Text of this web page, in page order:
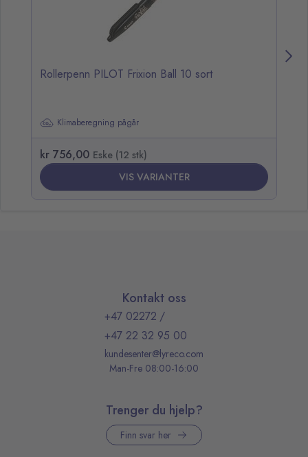
Rollerpenn PILOT Frixion Ball 10 sort
Klimaberegning pågår
kr 756,00 Eske (12 stk)
VIS VARIANTER
Kontakt oss
+47 02272 /
+47 22 32 95 00
kundesenter@lyreco.com
Man-Fre 08:00-16:00
Trenger du hjelp?
Finn svar her